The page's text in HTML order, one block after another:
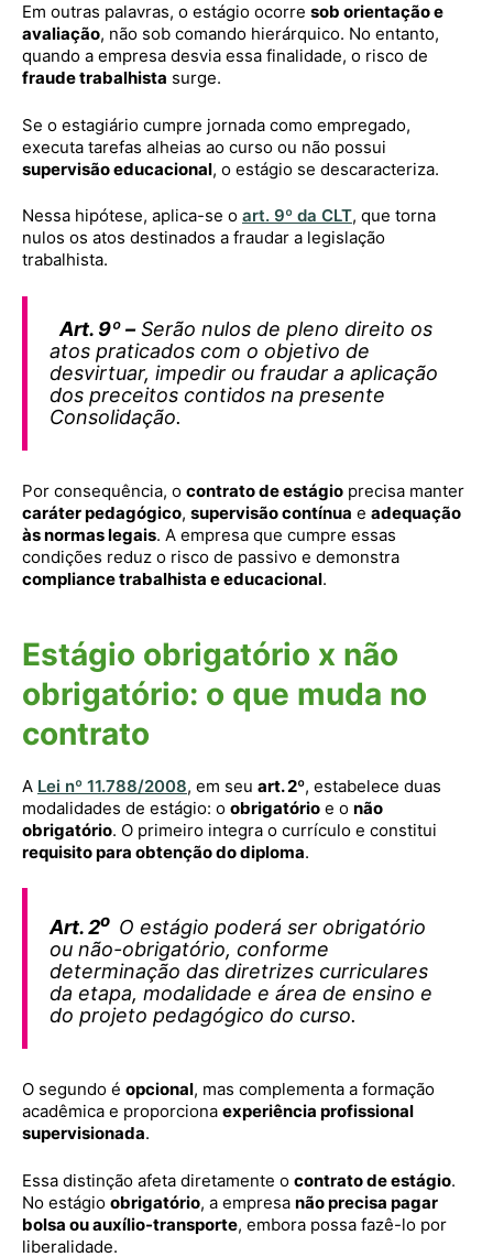
Em outras palavras, o estágio ocorre sob orientação e
avaliação, não sob comando hierárquico. No entanto,
quando a empresa desvia essa finalidade, o risco de
fraude trabalhista surge.
Se o estagiário cumpre jornada como empregado,
executa tarefas alheias ao curso ou não possui
supervisão educacional, o estágio se descaracteriza.
Nessa hipótese, aplica-se o art. 9º da CLT, que torna
nulos os atos destinados a fraudar a legislação
trabalhista.
Art. 9º –Serão nulos de pleno direito os
atos praticados com o objetivo de
desvirtuar, impedir ou fraudar a aplicação
dos preceitos contidos na presente
Consolidação.
Por consequência, o contrato de estágio precisa manter
caráter pedagógico, supervisão contínua e adequação
às normas legais. A empresa que cumpre essas
condições reduz o risco de passivo e demonstra
compliance trabalhista e educacional.
Estágio obrigatório x não
obrigatório: o que muda no
contrato
A Lei nº 11.788/2008, em seu art. 2º, estabelece duas
modalidades de estágio: o obrigatório e o não
obrigatório. O primeiro integra o currículo e constitui
requisito para obtenção do diploma.
Art. 2o O estágio poderá ser obrigatório
ou não-obrigatório, conforme
determinação das diretrizes curriculares
da etapa, modalidade e área de ensino e
do projeto pedagógico do curso.
O segundo é opcional, mas complementa a formação
acadêmica e proporciona experiência profissional
supervisionada.
Essa distinção afeta diretamente o contrato de estágio.
No estágio obrigatório, a empresa não precisa pagar
bolsa ou auxílio-transporte, embora possa fazê-lo por
liberalidade.